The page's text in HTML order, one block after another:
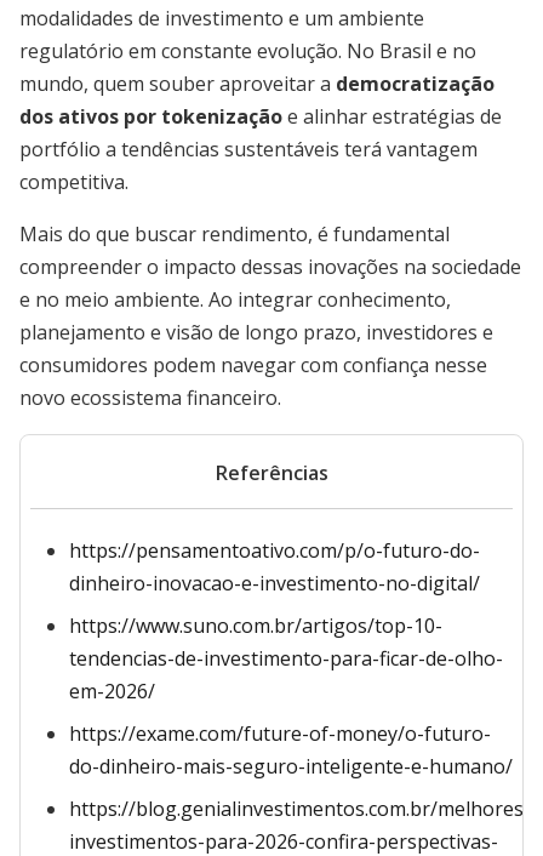
modalidades de investimento e um ambiente
regulatório em constante evolução. No Brasil e no
mundo, quem souber aproveitar a democratização
dos ativos por tokenizaçãoe alinhar estratégias de
portfólio a tendências sustentáveis terá vantagem
competitiva.
Mais do que buscar rendimento, é fundamental
compreender o impacto dessas inovações na sociedade
e no meio ambiente. Ao integrar conhecimento,
planejamento e visão de longo prazo, investidores e
consumidores podem navegar com confiança nesse
novo ecossistema financeiro.
Referências
https://pensamentoativo.com/p/o-futuro-do-
dinheiro-inovacao-e-investimento-no-digital/
https://www.suno.com.br/artigos/top-10-
tendencias-de-investimento-para-ficar-de-olho-
em-2026/
https://exame.com/future-of-money/o-futuro-
do-dinheiro-mais-seguro-inteligente-e-humano/
https://blog.genialinvestimentos.com.br/melhores-
investimentos-para-2026-confira-perspectivas-